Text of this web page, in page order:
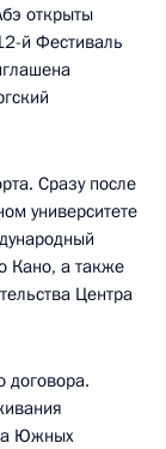
открыты
й Фестиваль
Сразу после
университете
Кано, а также
Центра
договора.
Южных